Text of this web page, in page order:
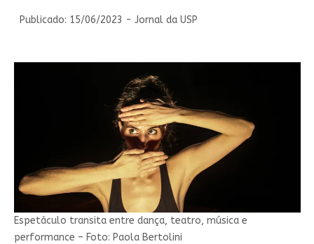
Publicado: 15/06/2023 - Jornal da USP
Espetáculo transita entre dança, teatro, música e
performance – Foto: Paola Bertolini